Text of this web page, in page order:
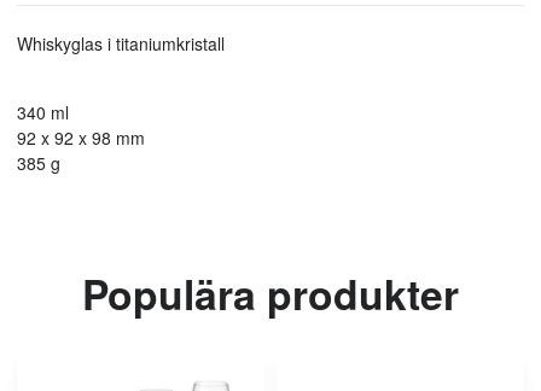
Whiskyglas i titaniumkristall
340 ml
92 x 92 x 98 mm
385 g
Populära produkter